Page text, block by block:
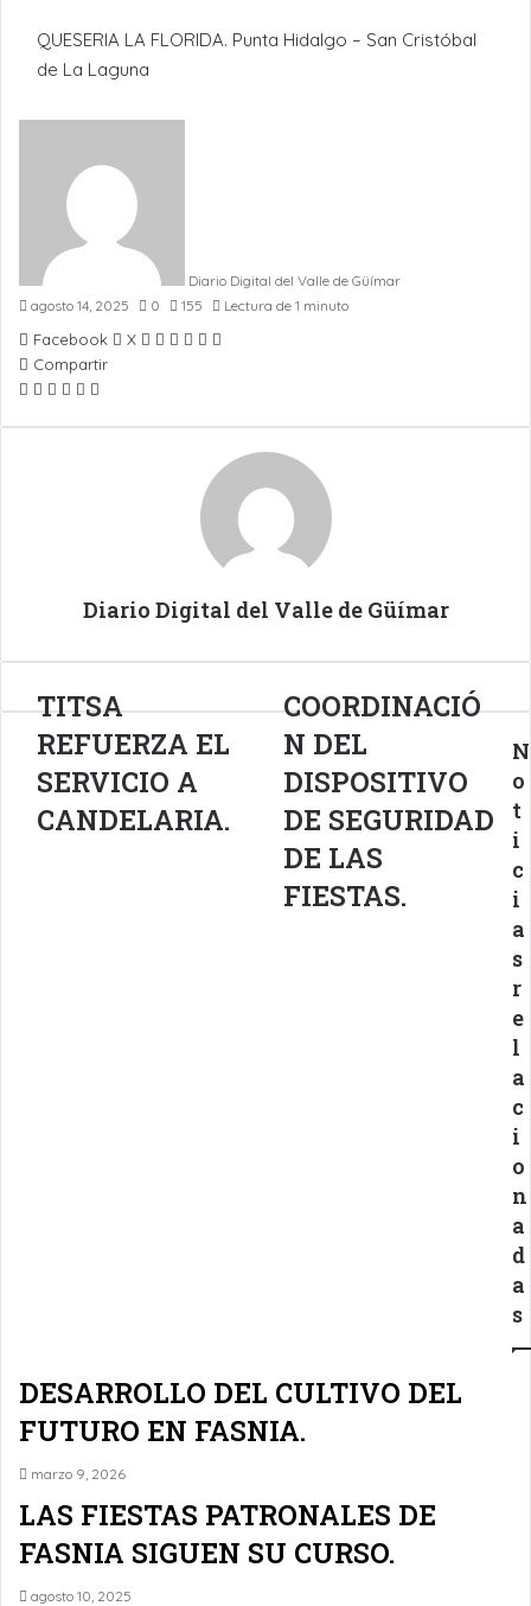
QUESERIA LA FLORIDA. Punta Hidalgo – San Cristóbal
de La Laguna
Diario Digital del Valle de Güímar
agosto 14, 2025
0 155 Lectura de 1 minuto
Facebook X LinkedIn
Pinterest
WhatsApp
Telegram
Compartir
Compartir
Facebook
X WhatsApp
Telegram
Compartir
Diario Digital del Valle de Güímar
TITSA
REFUERZA
EL
SERVICIO
A
CANDELARIA.
TITSA
REFUERZA EL
SERVICIO A
CANDELARIA.
COORDINACIÓN
DEL
DISPOSITIVO
DE
SEGURIDAD
DE
LAS
FIESTAS.
COORDINACIÓ
N DEL
DISPOSITIVO
DE SEGURIDAD
DE LAS
FIESTAS.
N
o
t
i
c
i
a
s
r
e
l
a
c
i
o
n
a
d
a
s
DESARROLLO DEL CULTIVO DEL
FUTURO EN FASNIA.
marzo 9, 2026
LAS FIESTAS PATRONALES DE
FASNIA SIGUEN SU CURSO.
agosto 10, 2025